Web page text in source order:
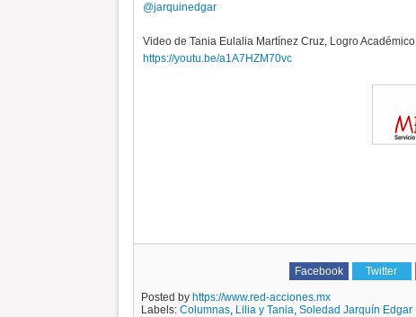
@jarquinedgar
Video de Tania Eulalia Martínez Cruz, Logro Académico
https://youtu.be/a1A7HZM70vc
Facebook Twitter
Posted by https://www.red-acciones.mx
Labels: Columnas, Lilia y Tania, Soledad Jarquín Edgar